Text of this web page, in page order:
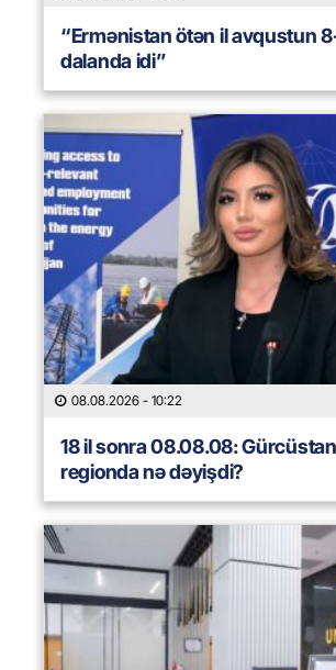
“Ermənistan ötən il avqustun
dalanda idi”
08.08.2026 - 10:22
18 il sonra 08.08.08:
regionda nə dəyişdi?